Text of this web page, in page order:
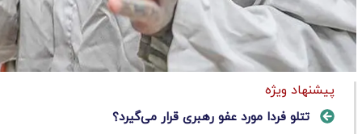
پیشنهاد ویژه
تتلو فردا مورد عفو رهبری قرار می‌گیرد؟